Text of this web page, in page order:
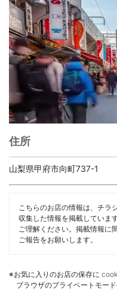
住所
山梨県甲府市向町737-1
こちらのお店の情報は、チラ
収集した情報を掲載していま
ご理解ください。掲載情報に
ご報告をお願いします。
※お気に入りのお店の保存に
ブラウザのプライベートモー